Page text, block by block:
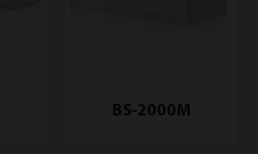
BS-2000M